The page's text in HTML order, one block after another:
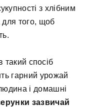
з хлібним
того, щоб
такий спосіб
гарний урожай
і домашні
зазвичай